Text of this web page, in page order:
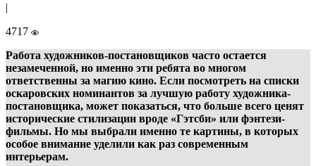
|
4717
Работа художников-постановщиков часто остается
незамеченной, но именно эти ребята во многом
ответственны за магию кино. Если посмотреть на списки
оскаровских номинантов за лучшую работу художника-
постановщика, может показаться, что больше всего ценят
исторические стилизации вроде «Гэтсби» или фэнтези-
фильмы. Но мы выбрали именно те картины, в которых
особое внимание уделили как раз современным
интерьерам.